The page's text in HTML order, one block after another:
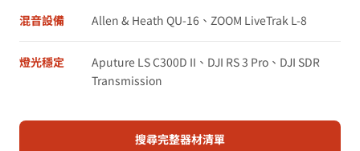
混音設備 Allen & Heath QU-16、ZOOM LiveTrak L-8
燈光穩定
Aputure LS C300D II、DJI RS 3 Pro、DJI SDR
Transmission
搜尋完整器材清單